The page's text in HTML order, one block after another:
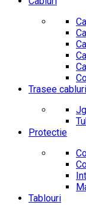
Trasee cabluri
Protectie
Tablouri